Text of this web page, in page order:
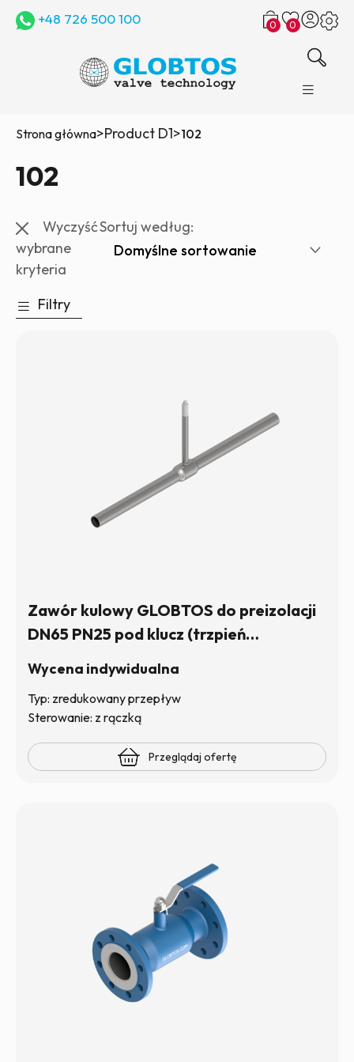
+48 726 500 100 0 0
Strona główna>Product D1>102
102
Wyczyść
wybrane
kryteria
Sortuj według:
Filtry
Zawór kulowy GLOBTOS do preizolacji
DN65 PN25 pod klucz (trzpień
Wycena indywidualna
Typ: zredukowany przepływ
Sterowanie: z rączką
Przeglądaj ofertę